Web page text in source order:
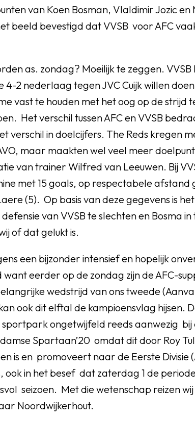
van Koen Bosman, Vlaldimir Jozic en
beeld bevestigd dat VVSB voor AFC
as. zondag? Moeilijk te zeggen.
4-2 nederlaag tegen JVC Cuijk willen
vast te houden met het oog op de strijd
Het verschil tussen AFC en VVSB
verschil in doelcijfers. The Reds kregen
maar maakten wel veel meer
van trainer Wilfred van Leeuwen. Bij
met 15 goals, op respectabele afstand
(5). Op basis van deze gegevens is
van VVSB te slechten en Bosma
of dat gelukt is.
een bijzonder intensief en hopelijk
eerder op de zondag zijn de AFC-
wedstrijd van ons tweede
ook dit elftal de kampioensvlag hijsen.
ongetwijfeld reeds aanwezig bij
Spartaan’20 omdat dit door Roy
is en promoveert naar de Eerste Divisie
ook in het besef dat zaterdag 1 de
seizoen. Met die wetenschap reizen
Noordwijkerhout.